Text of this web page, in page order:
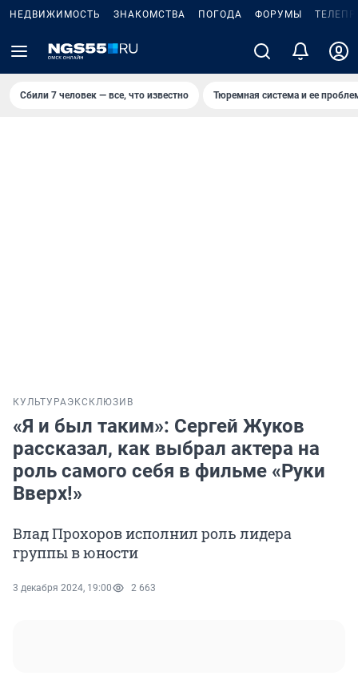
НЕДВИЖИМОСТЬ ЗНАКОМСТВА ПОГОДА ФОРУМЫ
Сбили 7 человек — все, что известно Тюремная система и ее
КУЛЬТУРАЭКСКЛЮЗИВ
«Я и был таким»: Сергей Жуков
рассказал, как выбрал актера на
роль самого себя в фильме «Руки
Вверх!»
Влад Прохоров исполнил роль лидера
группы в юности
3 декабря 2024, 19:00 2 663